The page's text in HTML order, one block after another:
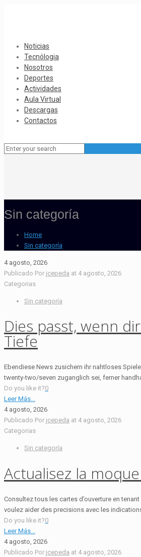
Noticias
Tecnólogia
Nosotros
Deportes
Actividades
Aula Virtual
Descargas
Contactos
Sin categoría
Home
Sin categoría
4 agosto, 2026
Publicado Por jcepeda at 4 agosto, 2026
Categorias
Sin categoría
Dies passt, wenn
Tiefe
Ebendiese News zusichern ihr nahtloses
twenty-two/seven zuganglich sei, ferner
Do you like it?0
Leer Más...
4 agosto, 2026
Publicado Por jcepeda at 4 agosto, 2026
Categorias
Sin categoría
Actualisez la
Consultez tous les cartes d’ouverture en
voulez aider des precisions avec les
Do you like it?0
Leer Más...
4 agosto, 2026
Publicado Por jcepeda at 4 agosto, 2026